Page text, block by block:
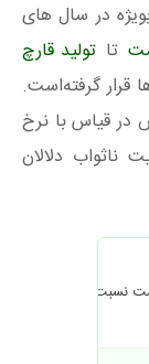
در سال های
تا تولید قارچ
قرار گرفته‌است.
در قیاس با نرخ
ناثواب دلالان
نسبت به سال قبل –